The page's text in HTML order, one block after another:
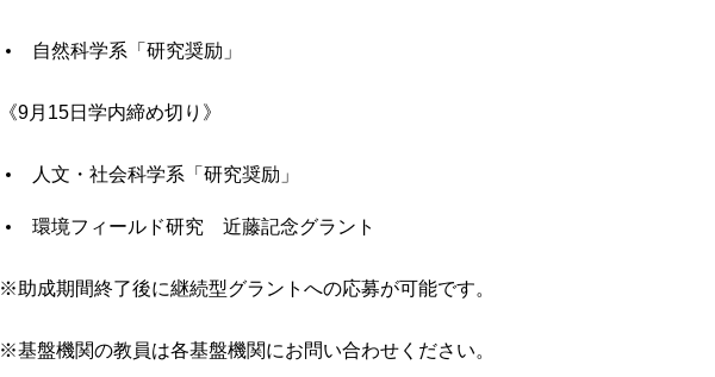
自然科学系「研究奨励」
《9月15日学内締め切り》
人文・社会科学系「研究奨励」
環境フィールド研究 近藤記念グラント
※助成期間終了後に継続型グラントへの応募が可能です。
※基盤機関の教員は各基盤機関にお問い合わせください。